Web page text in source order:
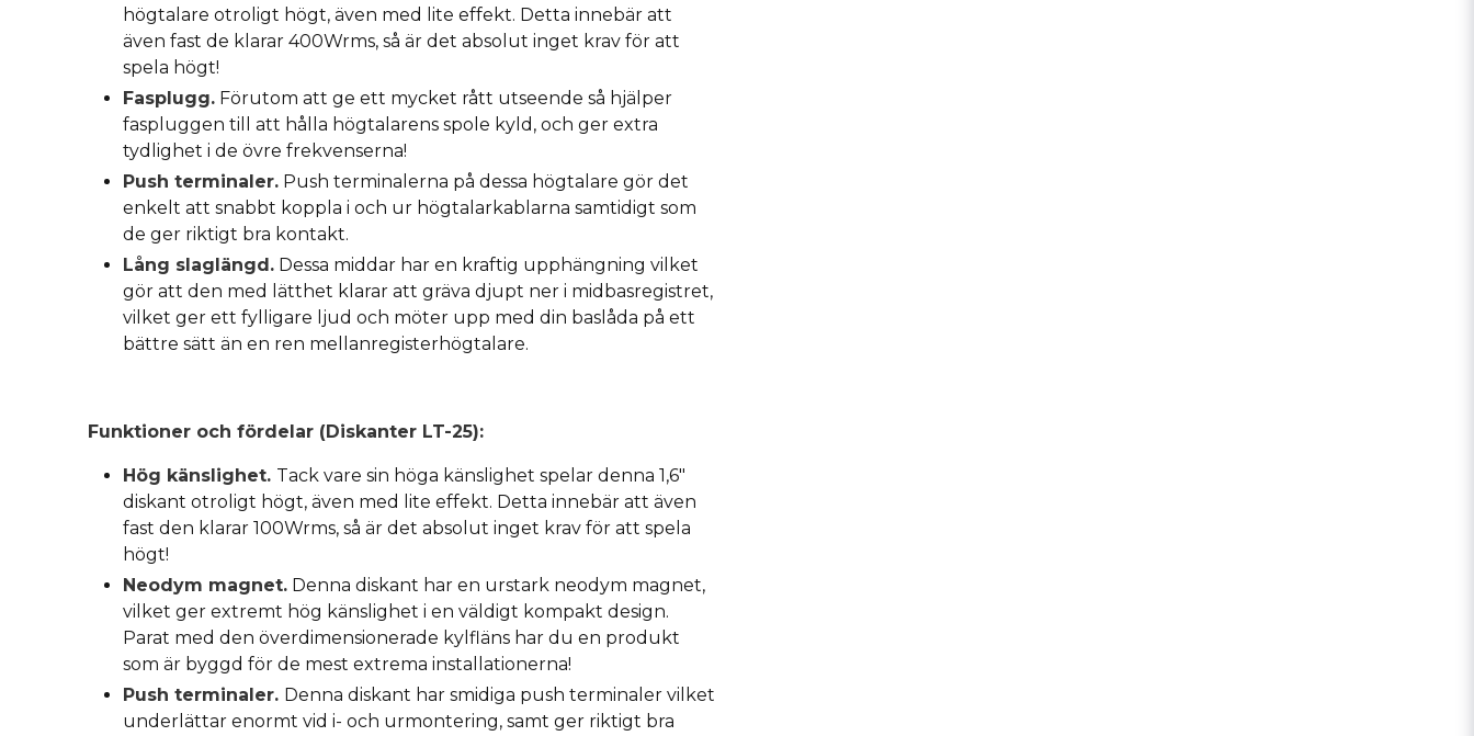
högtalare otroligt högt, även med lite effekt. Detta innebär att
även fast de klarar 400Wrms, så är det absolut inget krav för att
spela högt!
Fasplugg. Förutom att ge ett mycket rått utseende så hjälper
faspluggen till att hålla högtalarens spole kyld, och ger extra
tydlighet i de övre frekvenserna!
Push terminaler. Push terminalerna på dessa högtalare gör det
enkelt att snabbt koppla i och ur högtalarkablarna samtidigt som
de ger riktigt bra kontakt.
Lång slaglängd. Dessa middar har en kraftig upphängning vilket
gör att den med lätthet klarar att gräva djupt ner i midbasregistret,
vilket ger ett fylligare ljud och möter upp med din baslåda på ett
bättre sätt än en ren mellanregisterhögtalare.
Funktioner och fördelar (Diskanter LT-25):
Hög känslighet. Tack vare sin höga känslighet spelar denna 1,6"
diskant otroligt högt, även med lite effekt. Detta innebär att även
fast den klarar 100Wrms, så är det absolut inget krav för att spela
högt!
Neodym magnet. Denna diskant har en urstark neodym magnet,
vilket ger extremt hög känslighet i en väldigt kompakt design.
Parat med den överdimensionerade kylfläns har du en produkt
som är byggd för de mest extrema installationerna!
Push terminaler. Denna diskant har smidiga push terminaler vilket
underlättar enormt vid i- och urmontering, samt ger riktigt bra